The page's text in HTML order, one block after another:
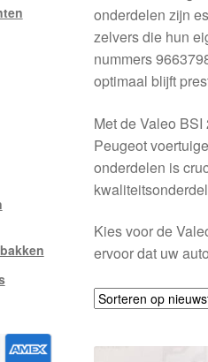
onderdelen zijn
zelvers die hun
nummers
optimaal blijft
Met de Valeo
Peugeot
onderdelen is
Kies voor de
ervoor dat uw